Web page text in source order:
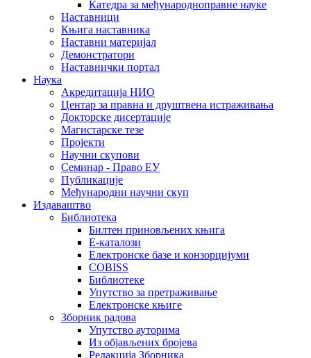
Катедра за међународноправне науке
Наставници
Књига наставника
Наставни материјал
Демонстратори
Наставнички портал
Наука
Акредитација НИО
Центар за правна и друштвена истраживања
Докторске дисертације
Магистарске тезе
Пројекти
Научни скупови
Семинар - Право ЕУ
Публикације
Међународни научни скуп
Издаваштво
Библиотека
Билтен приновљених књига
Е-каталози
Електронске базе и конзорцијуми
COBISS
Библиотеке
Упутство за претраживање
Електронске књиге
Зборник радова
Упутство ауторима
Из објављених бројева
Редакција Зборника